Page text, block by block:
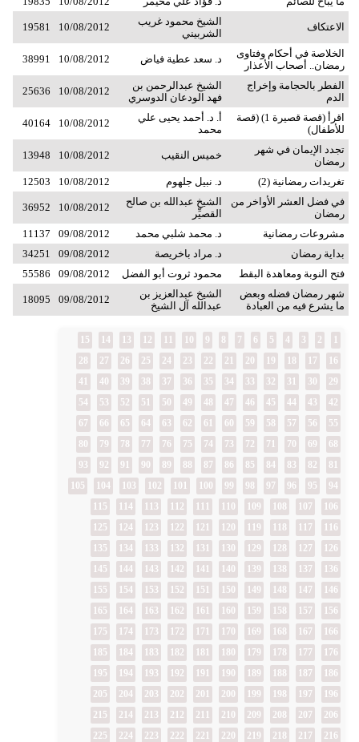
الاعتكاف
الشيخ محمود غريب
الشربيني
10/08/2012
19581
الخلاصة في أحكام وفتاوى
رمضان.. أصحاب الأعذار
د. سعد عطية فياض 10/08/2012
38991
الفطر بالحجامة وإخراج
الدم
الشيخ عبدالرحمن بن
فهد الودعان الدوسري
10/08/2012
25636
اقرأ (قصة قصيرة 1) (قصة
للأطفال)
أ. د. أحمد يحيى علي
محمد
10/08/2012
40164
تجدد الإيمان في شهر
رمضان
خميس النقيب 10/08/2012
13948
تغريدات رمضانية (2) د. نبيل جلهوم 10/08/2012
12503
في فضل العشر الأواخر من
رمضان
الشيخ عبدالله بن صالح
القصيِّر
10/08/2012
36952
مشروعات رمضانية د. محمد شلبي محمد 09/08/2012
11137
بداية رمضان
د. مراد باخريصة 09/08/2012
34251
فتح النوبة ومعاهدة البقط
محمود ثروت أبو الفضل 09/08/2012
55586
شهر رمضان فضله وبعض
ما يشرع فيه من العبادة
الشيخ عبدالعزيز بن
عبدالله آل الشيخ
09/08/2012
18095
2
3
4
5
6
7
8
9
12
13
14
15
16
17
18
19
20
21
22
23
24
25
26
27
28
29
30
31
32
33
34
35
36
37
38
39
40
41
42
43
44
45
46
47
48
49
50
51
52
53
54
55
56
57
58
59
60
61
62
63
64
65
66
67
68
69
70
71
72
73
74
75
76
77
78
79
80
81
82
83
84
85
86
87
88
89
90
91
92
93
94
95
96
97
98
99
102
103
104
105
106
107
108
109
112
113
114
115
116
117
118
119
120
121
122
123
124
125
126
127
128
129
130
131
132
133
134
135
136
137
138
139
140
141
142
143
144
145
146
147
148
149
150
151
152
153
154
155
156
157
158
159
160
161
162
163
164
165
166
167
168
169
170
171
172
173
174
175
176
177
178
179
180
181
182
183
184
185
186
187
188
189
190
191
192
193
194
195
196
197
198
199
200
201
202
203
204
205
206
207
208
209
210
211
212
213
214
215
216
217
218
219
220
221
222
223
224
225